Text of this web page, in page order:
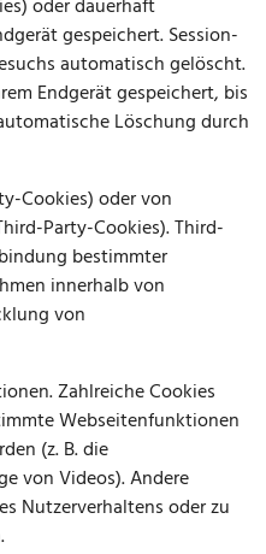
oder dauerhaft
gespeichert. Session-
automatisch gelöscht.
Endgerät gespeichert, bis
Löschung durch
Cookies) oder von
Party-Cookies). Third-
bestimmter
innerhalb von
von
Zahlreiche Cookies
Webseitenfunktionen
(z. B. die
von Videos). Andere
Nutzerverhaltens oder zu